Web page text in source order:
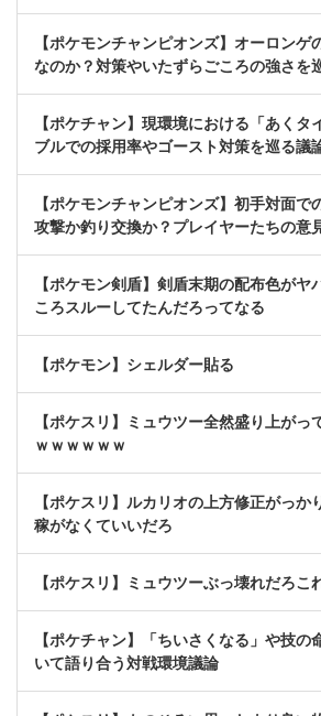
【ポケモンチャンピオンズ】オーロンゲ
なのか？対策やいたずらごころの強さを
【ポケチャン】現環境における「あくタ
ブルでの採用率やゴースト対策を巡る議
【ポケモンチャンピオンズ】初手対面で
攻撃か釣り交換か？プレイヤーたちの意
【ポケモン剣盾】剣盾末期の配布色がヤ
ころスルーしてたんだろってなる
【ポケモン】シェルダー貼る
【ポケスリ】ミュウツー全然盛り上がっ
ｗｗｗｗｗｗ
【ポケスリ】ルカリオの上方修正がっか
稼がなくていいだろ
【ポケスリ】ミュウツーぶっ壊れだろこ
【ポケチャン】「ちいさくなる」や技の
いて語り合う対戦環境議論